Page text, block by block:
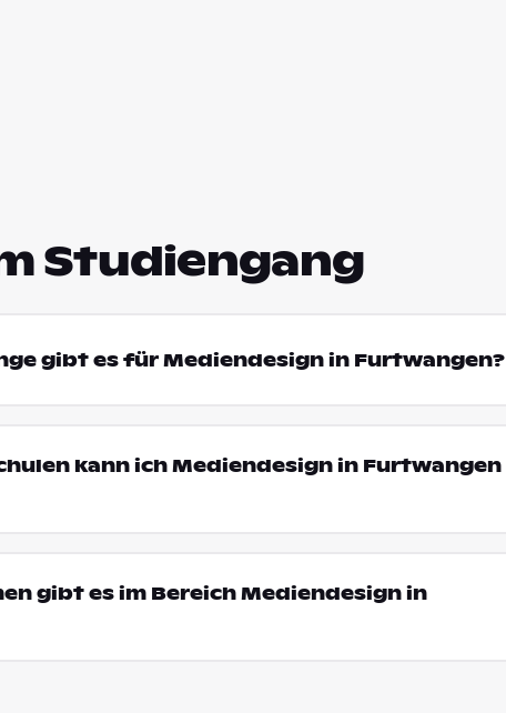
Studiengang
gibt es für Mediendesign in Furtwangen?
kann ich Mediendesign in Furtwangen
gibt es im Bereich Mediendesign in